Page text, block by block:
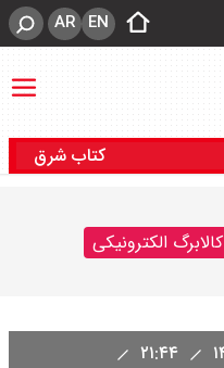
EN
AR
کتاب شرق
کالابرگ الکترونیکی